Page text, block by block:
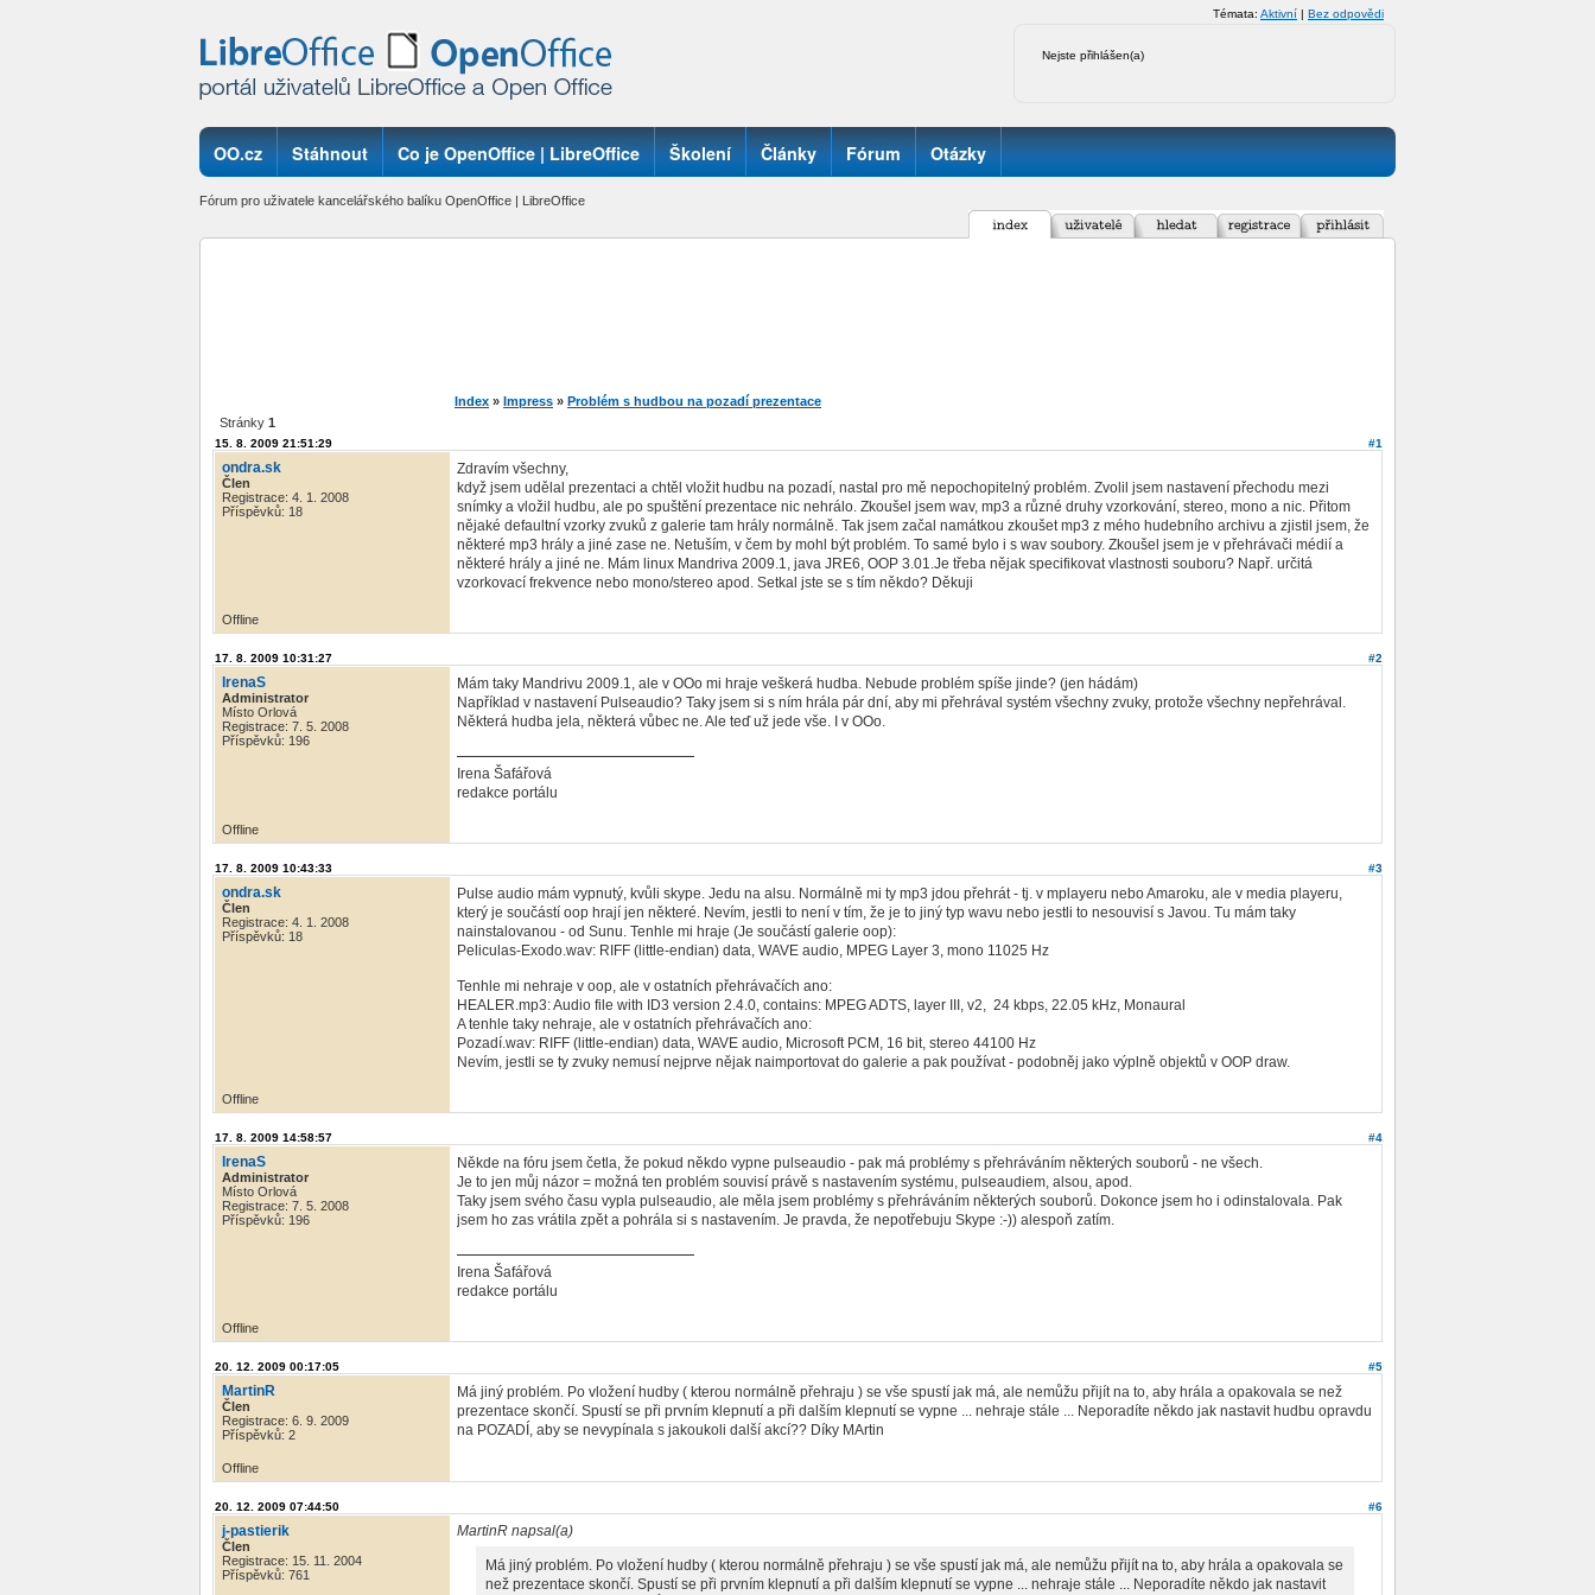
Nejste přihlášen(a)
Témata: Aktivní | Bez odpovědi
OO.cz Stáhnout Co je OpenOffice | LibreOffice Školení Články Fórum Otázky
Fórum pro uživatele kancelářského balíku OpenOffice | LibreOffice
Index » Impress » Problém s hudbou na pozadí prezentace
Stránky 1
#1
15. 8. 2009 21:51:29
ondra.sk
Člen
Registrace: 4. 1. 2008
Příspěvků: 18
Zdravím všechny,
když jsem udělal prezentaci a chtěl vložit hudbu na pozadí, nastal pro mě nepochopitelný problém. Zvolil jsem nastavení přechodu mezi
snímky a vložil hudbu, ale po spuštění prezentace nic nehrálo. Zkoušel jsem wav, mp3 a různé druhy vzorkování, stereo, mono a nic. Přitom
nějaké defaultní vzorky zvuků z galerie tam hrály normálně. Tak jsem začal namátkou zkoušet mp3 z mého hudebního archivu a zjistil jsem, že
některé mp3 hrály a jiné zase ne. Netuším, v čem by mohl být problém. To samé bylo i s wav soubory. Zkoušel jsem je v přehrávači médií a
některé hrály a jiné ne. Mám linux Mandriva 2009.1, java JRE6, OOP 3.01.Je třeba nějak specifikovat vlastnosti souboru? Např. určitá
vzorkovací frekvence nebo mono/stereo apod. Setkal jste se s tím někdo? Děkuji
Offline
#2
17. 8. 2009 10:31:27
IrenaS
Administrator
Místo Orlová
Registrace: 7. 5. 2008
Příspěvků: 196
Mám taky Mandrivu 2009.1, ale v OOo mi hraje veškerá hudba. Nebude problém spíše jinde? (jen hádám)
Například v nastavení Pulseaudio? Taky jsem si s ním hrála pár dní, aby mi přehrával systém všechny zvuky, protože všechny nepřehrával.
Některá hudba jela, některá vůbec ne. Ale teď už jede vše. I v OOo.
Irena Šafářová
redakce portálu
Offline
#3
17. 8. 2009 10:43:33
ondra.sk
Člen
Registrace: 4. 1. 2008
Příspěvků: 18
Pulse audio mám vypnutý, kvůli skype. Jedu na alsu. Normálně mi ty mp3 jdou přehrát - tj. v mplayeru nebo Amaroku, ale v media playeru,
který je součástí oop hrají jen některé. Nevím, jestli to není v tím, že je to jiný typ wavu nebo jestli to nesouvisí s Javou. Tu mám taky
nainstalovanou - od Sunu. Tenhle mi hraje (Je součástí galerie oop):
Peliculas-Exodo.wav: RIFF (little-endian) data, WAVE audio, MPEG Layer 3, mono 11025 Hz
Tenhle mi nehraje v oop, ale v ostatních přehrávačích ano:
HEALER.mp3: Audio file with ID3 version 2.4.0, contains: MPEG ADTS, layer III, v2, 24 kbps, 22.05 kHz, Monaural
A tenhle taky nehraje, ale v ostatních přehrávačích ano:
Pozadí.wav: RIFF (little-endian) data, WAVE audio, Microsoft PCM, 16 bit, stereo 44100 Hz
Nevím, jestli se ty zvuky nemusí nejprve nějak naimportovat do galerie a pak používat - podobněj jako výplně objektů v OOP draw.
Offline
#4
17. 8. 2009 14:58:57
IrenaS
Administrator
Místo Orlová
Registrace: 7. 5. 2008
Příspěvků: 196
Někde na fóru jsem četla, že pokud někdo vypne pulseaudio - pak má problémy s přehráváním některých souborů - ne všech.
Je to jen můj názor = možná ten problém souvisí právě s nastavením systému, pulseaudiem, alsou, apod.
Taky jsem svého času vypla pulseaudio, ale měla jsem problémy s přehráváním některých souborů. Dokonce jsem ho i odinstalovala. Pak
jsem ho zas vrátila zpět a pohrála si s nastavením. Je pravda, že nepotřebuju Skype :-)) alespoň zatím.
Irena Šafářová
redakce portálu
Offline
#5
20. 12. 2009 00:17:05
MartinR
Člen
Registrace: 6. 9. 2009
Příspěvků: 2
Má jiný problém. Po vložení hudby ( kterou normálně přehraju ) se vše spustí jak má, ale nemůžu přijít na to, aby hrála a opakovala se než
prezentace skončí. Spustí se při prvním klepnutí a při dalším klepnutí se vypne ... nehraje stále ... Neporadíte někdo jak nastavit hudbu opravdu
na POZADÍ, aby se nevypínala s jakoukoli další akcí?? Díky MArtin
Offline
#6
20. 12. 2009 07:44:50
j-pastierik
Člen
Registrace: 15. 11. 2004
Příspěvků: 761
MartinR napsal(a)
Má jiný problém. Po vložení hudby ( kterou normálně přehraju ) se vše spustí jak má, ale nemůžu přijít na to, aby hrála a opakovala se
než prezentace skončí. Spustí se při prvním klepnutí a při dalším klepnutí se vypne ... nehraje stále ... Neporadíte někdo jak nastavit